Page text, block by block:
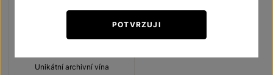
Unikátní archivní vína
POTVRZUJI